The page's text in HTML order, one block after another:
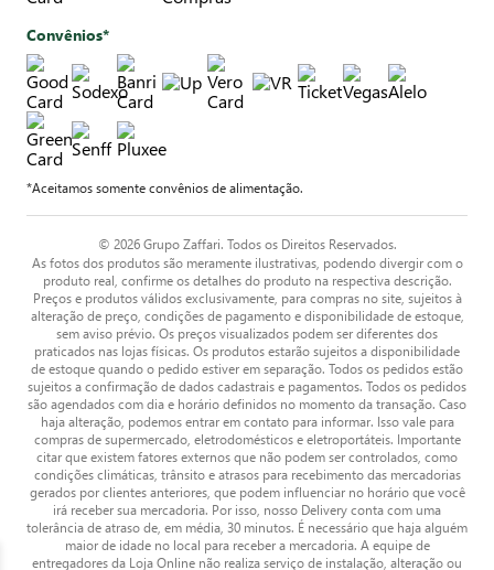
Convênios*
*Aceitamos somente convênios de alimentação.
© 2026 Grupo Zaffari. Todos os Direitos Reservados.
As fotos dos produtos são meramente ilustrativas, podendo divergir com o
produto real, confirme os detalhes do produto na respectiva descrição.
Preços e produtos válidos exclusivamente, para compras no site, sujeitos à
alteração de preço, condições de pagamento e disponibilidade de estoque,
sem aviso prévio. Os preços visualizados podem ser diferentes dos
praticados nas lojas físicas. Os produtos estarão sujeitos a disponibilidade
de estoque quando o pedido estiver em separação. Todos os pedidos estão
sujeitos a confirmação de dados cadastrais e pagamentos. Todos os pedidos
são agendados com dia e horário definidos no momento da transação. Caso
haja alteração, podemos entrar em contato para informar. Isso vale para
compras de supermercado, eletrodomésticos e eletroportáteis. Importante
citar que existem fatores externos que não podem ser controlados, como
condições climáticas, trânsito e atrasos para recebimento das mercadorias
gerados por clientes anteriores, que podem influenciar no horário que você
irá receber sua mercadoria. Por isso, nosso Delivery conta com uma
tolerância de atraso de, em média, 30 minutos. É necessário que haja alguém
maior de idade no local para receber a mercadoria. A equipe de
entregadores da Loja Online não realiza serviço de instalação, alteração ou